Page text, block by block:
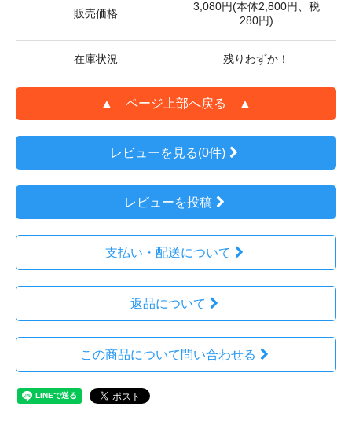
販売価格
3,080円(本体2,800円、税
280円)
在庫状況 残りわずか！
▲ ページ上部へ戻る ▲
レビューを見る(0件)
レビューを投稿
支払い・配送について
返品について
この商品について問い合わせる